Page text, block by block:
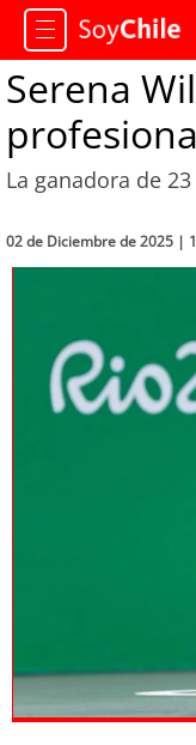
Serena
La ganadora de
02 de Diciembre de 2025 |